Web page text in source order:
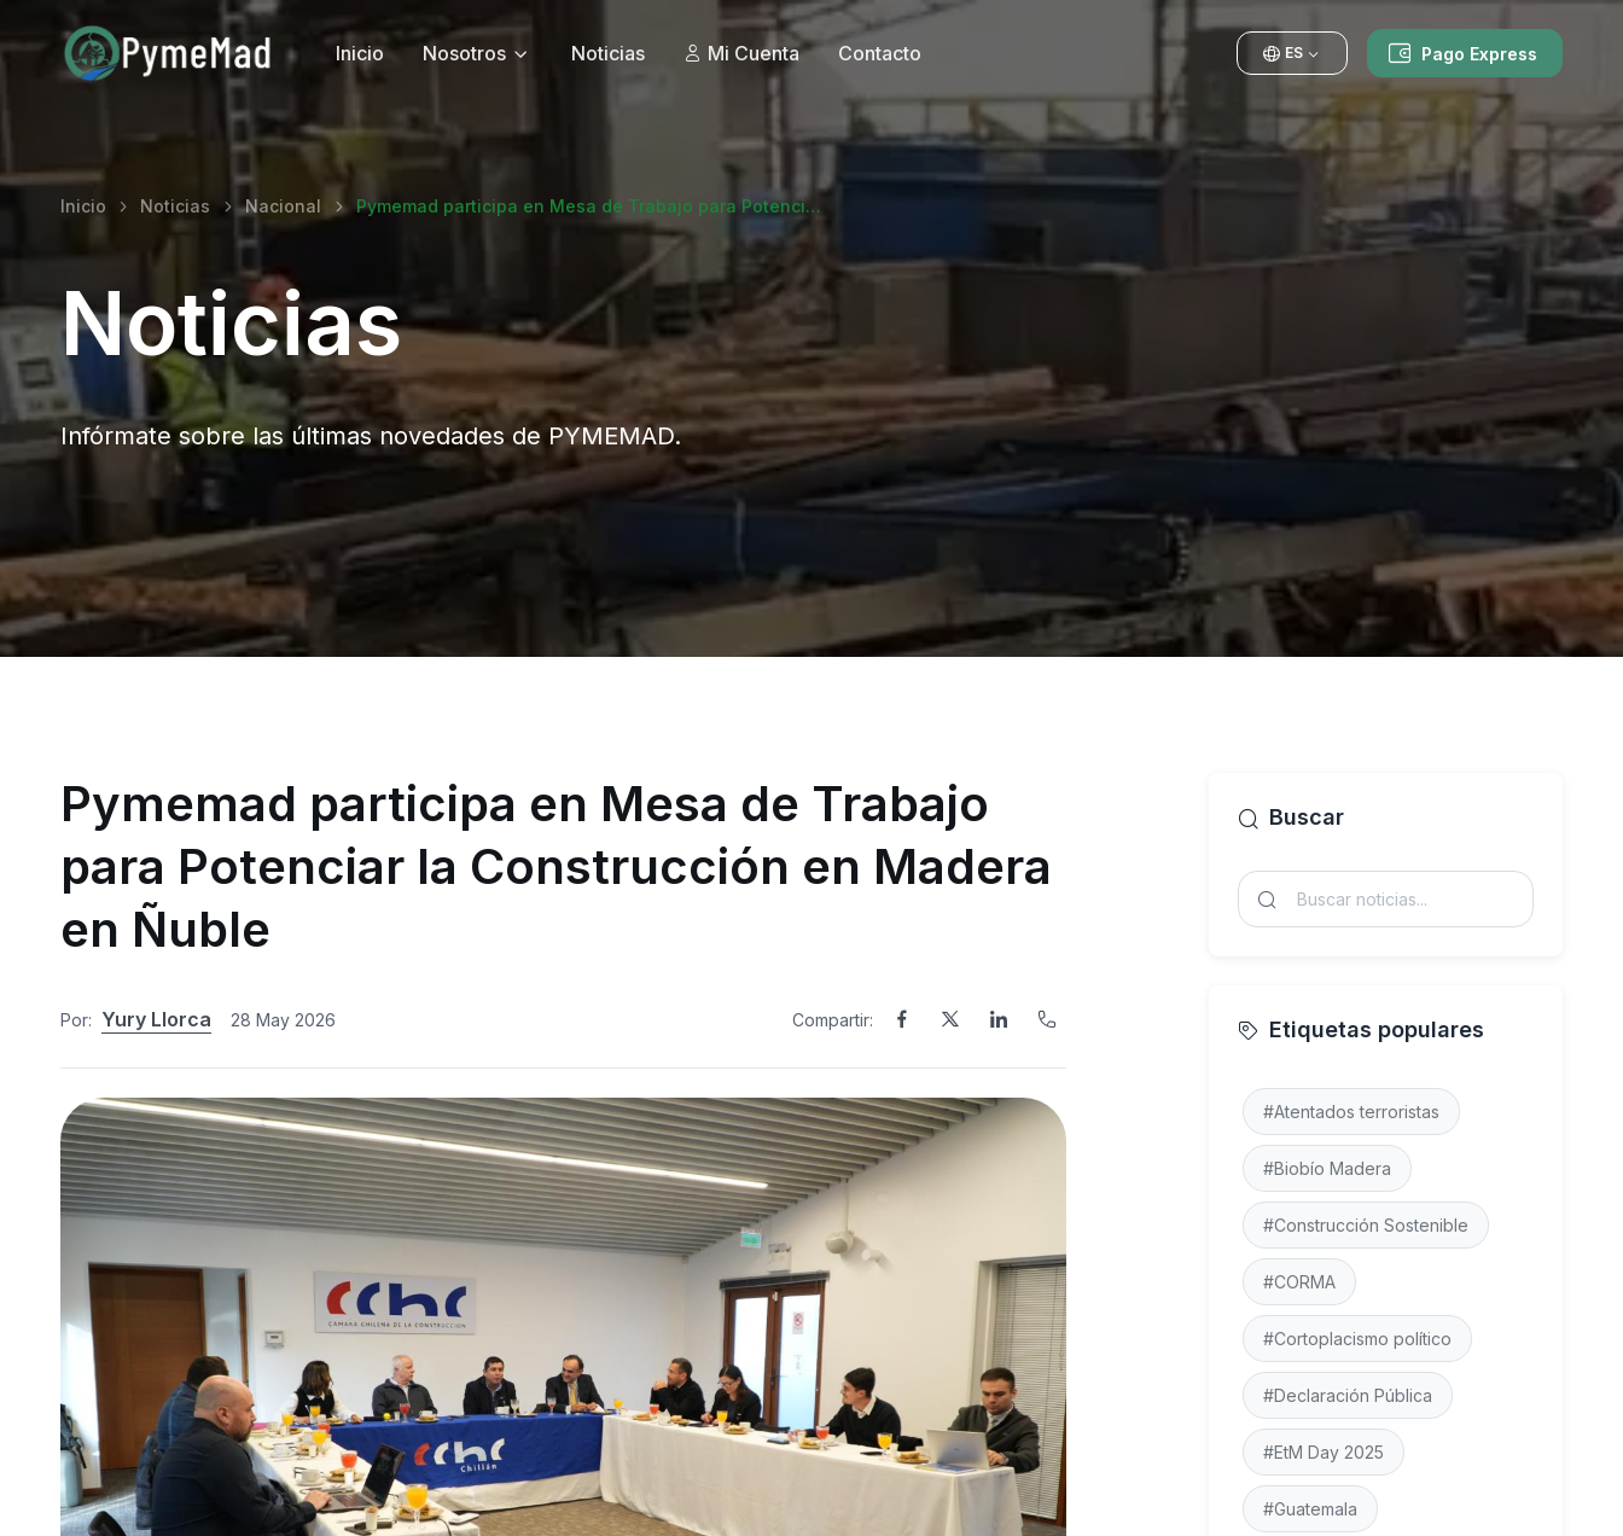
ES Pago Express
Inicio Nosotros Noticias Mi Cuenta Contacto
Inicio Noticias Nacional Pymemad participa en Mesa de Trabajo para Potenci…
Noticias
Infórmate sobre las últimas novedades de PYMEMAD.
Pymemad participa en Mesa de Trabajo
para Potenciar la Construcción en Madera
en Ñuble
Por: Yury Llorca 28 May 2026 Compartir:
Buscar
Etiquetas populares
#Atentados terroristas
#Biobío Madera
#Construcción Sostenible
#CORMA
#Cortoplacismo político
#Declaración Pública
#EtM Day 2025
#Guatemala